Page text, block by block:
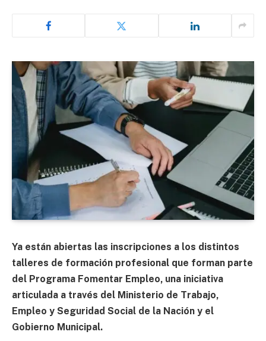
Ya están abiertas las inscripciones a los distintos
talleres de formación profesional que forman parte
del Programa Fomentar Empleo, una iniciativa
articulada a través del Ministerio de Trabajo,
Empleo y Seguridad Social de la Nación y el
Gobierno Municipal.